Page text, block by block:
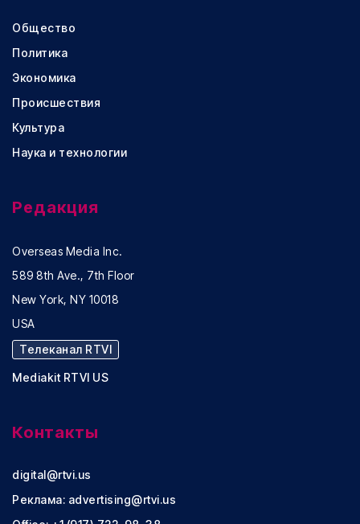
Общество
Политика
Экономика
Происшествия
Культура
Наука и технологии
Редакция
Overseas Media Inc.
589 8th Ave., 7th Floor
New York, NY 10018
USA
Телеканал RTVI
Mediakit RTVI US
Контакты
digital@rtvi.us
Реклама: advertising@rtvi.us